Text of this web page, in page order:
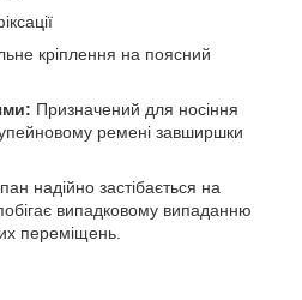
кріплення на поясний
Призначений для носіння
ремені завширшки
надійно застібається на
випадковому випаданню
переміщень.